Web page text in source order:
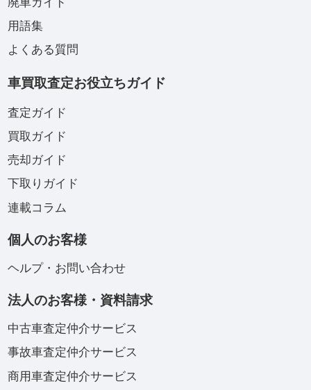
用語集
よくある質問
車買取査定お役立ちガイド
査定ガイド
買取ガイド
売却ガイド
下取りガイド
連載コラム
個人のお客様
ヘルプ・お問い合わせ
法人のお客様・資料請求
中古車査定仲介サービス
事故車査定仲介サービス
商用車査定仲介サービス